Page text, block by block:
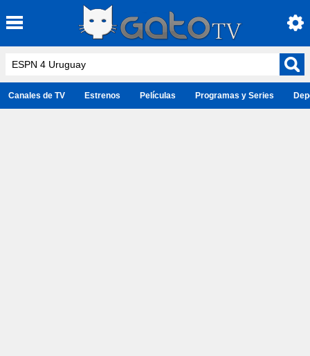
Canales de TV Estrenos Películas Programas y Series